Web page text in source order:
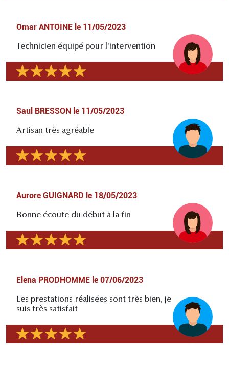
Omar ANTOINE le 11/05/2023
Technicien équipé pour l'intervention
Saul BRESSON le 11/05/2023
Artisan très agréable
Aurore GUIGNARD le 18/05/2023
Bonne écoute du début à la fin
Elena PRODHOMME le 07/06/2023
Les prestations réalisées sont très bien, je
suis très satisfait